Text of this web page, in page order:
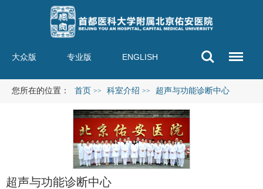
大众版 专业版 ENGLISH
您所在的位置： 首页 >> 科室介绍 >> 超声与功能诊断中心
超声与功能诊断中心